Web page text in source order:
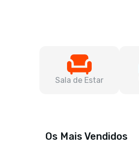
Sala de Estar
Os Mais Vendidos